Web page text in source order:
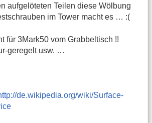
aufgelöteten Teilen diese Wölbung
im Tower macht es … :(
für 3Mark50 vom Grabbeltisch !!
geregelt usw. …
de.wikipedia.org/wiki/Surface-